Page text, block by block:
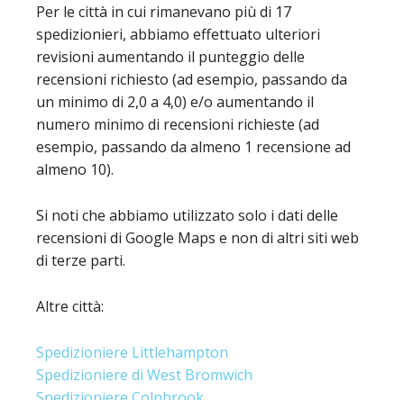
Per le città in cui rimanevano più di 17
spedizionieri, abbiamo effettuato ulteriori
revisioni aumentando il punteggio delle
recensioni richiesto (ad esempio, passando da
un minimo di 2,0 a 4,0) e/o aumentando il
numero minimo di recensioni richieste (ad
esempio, passando da almeno 1 recensione ad
almeno 10).
Si noti che abbiamo utilizzato solo i dati delle
recensioni di Google Maps e non di altri siti web
di terze parti.
Altre città:
Spedizioniere Littlehampton
Spedizioniere di West Bromwich